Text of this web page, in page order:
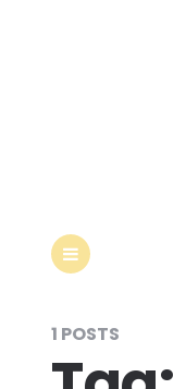
1 POSTS